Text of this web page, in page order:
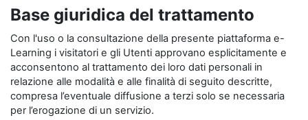
Base giuridica del trattamento
Con l'uso o la consultazione della presente piattaforma e-
Learning i visitatori e gli Utenti approvano esplicitamente e
acconsentono al trattamento dei loro dati personali in
relazione alle modalità e alle finalità di seguito descritte,
compresa l’eventuale diffusione a terzi solo se necessaria
per l’erogazione di un servizio.